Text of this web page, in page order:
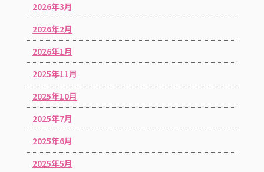
2026年3月
2026年2月
2026年1月
2025年11月
2025年10月
2025年7月
2025年6月
2025年5月